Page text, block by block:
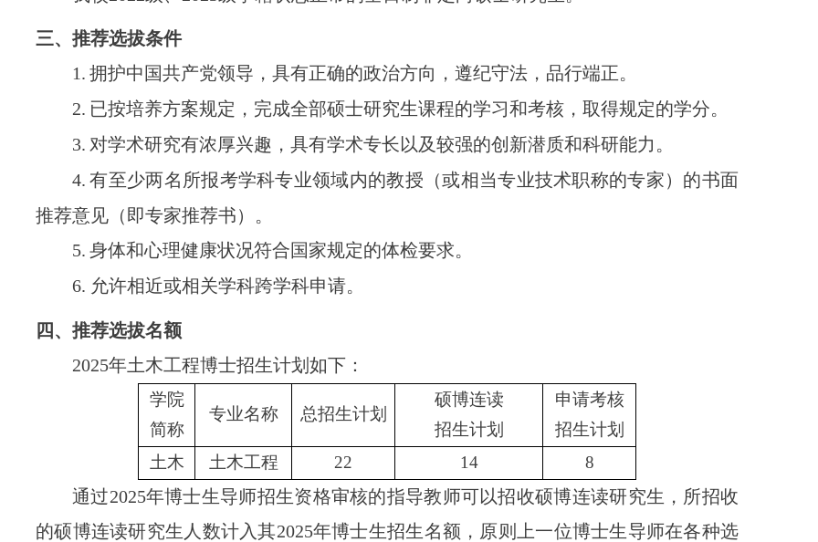
三、推荐选拔条件
1. 拥护中国共产党领导，具有正确的政治方向，遵纪守法，品行端正。
2. 已按培养方案规定，完成全部硕士研究生课程的学习和考核，取得规定的学分。
3. 对学术研究有浓厚兴趣，具有学术专长以及较强的创新潜质和科研能力。
4. 有至少两名所报考学科专业领域内的教授（或相当专业技术职称的专家）的书面
推荐意见（即专家推荐书）。
5. 身体和心理健康状况符合国家规定的体检要求。
6. 允许相近或相关学科跨学科申请。
四、推荐选拔名额
2025年土木工程博士招生计划如下：
学院
简称
专业名称 总招生计划
硕博连读
招生计划
申请考核
招生计划
土木
土木工程 22 14 8
通过2025年博士生导师招生资格审核的指导教师可以招收硕博连读研究生，所招收
的硕博连读研究生人数计入其2025年博士生招生名额， 原则上一位博士生导师在各种选